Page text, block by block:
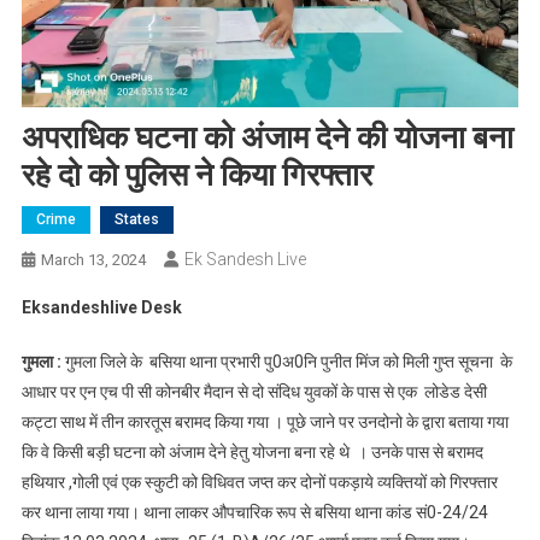
अपराधिक घटना को अंजाम देने की योजना बना
रहे दो को पुलिस ने किया गिरफ्तार
Crime States
March 13, 2024 Ek Sandesh Live
Eksandeshlive Desk
गुमला : गुमला जिले के बसिया थाना प्रभारी पु0अ0नि पुनीत मिंज को मिली गुप्त सूचना के
आधार पर एन एच पी सी कोनबीर मैदान से दो संदिध युवकों के पास से एक लोडेड देसी
कट्टा साथ में तीन कारतूस बरामद किया गया । पूछे जाने पर उनदोनो के द्वारा बताया गया
कि वे किसी बड़ी घटना को अंजाम देने हेतु योजना बना रहे थे । उनके पास से बरामद
हथियार ,गोली एवं एक स्कुटी को विधिवत जप्त कर दोनों पकड़ाये व्यक्तियों को गिरफ्तार
कर थाना लाया गया। थाना लाकर औपचारिक रूप से बसिया थाना कांड सं0-24/24